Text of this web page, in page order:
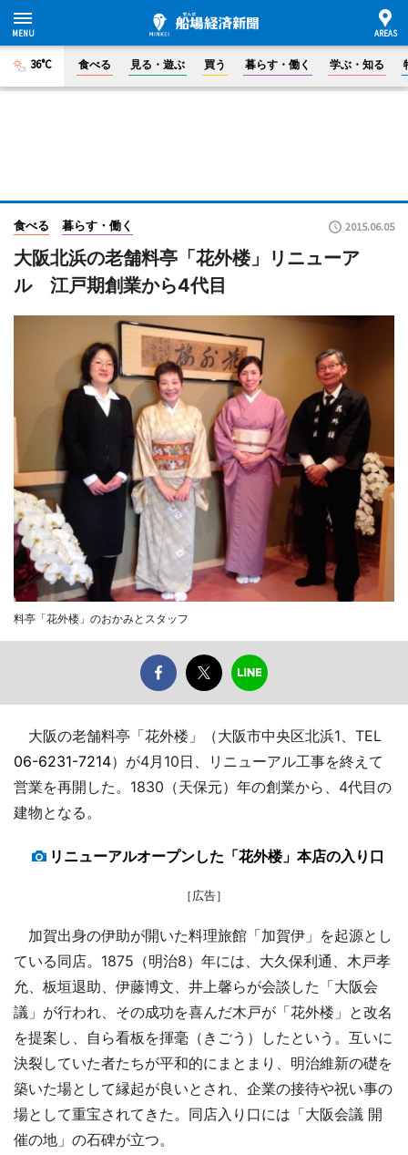
36°C 食べる 見る・遊ぶ 買う 暮らす・働く 学ぶ・知る
食べる 暮らす・働く 2015.06.05
大阪北浜の老舗料亭「花外楼」リニューア
ル 江戸期創業から4代目
料亭「花外楼」のおかみとスタッフ
大阪の老舗料亭「花外楼」（大阪市中央区北浜1、TEL
06-6231-7214）が4月10日、リニューアル工事を終えて
営業を再開した。1830（天保元）年の創業から、4代目の
建物となる。
リニューアルオープンした「花外楼」本店の入り口
［広告］
加賀出身の伊助が開いた料理旅館「加賀伊」を起源とし
ている同店。1875（明治8）年には、大久保利通、木戸孝
允、板垣退助、伊藤博文、井上馨らが会談した「大阪会
議」が行われ、その成功を喜んだ木戸が「花外楼」と改名
を提案し、自ら看板を揮毫（きごう）したという。互いに
決裂していた者たちが平和的にまとまり、明治維新の礎を
築いた場として縁起が良いとされ、企業の接待や祝い事の
場として重宝されてきた。同店入り口には「大阪会議 開
催の地」の石碑が立つ。